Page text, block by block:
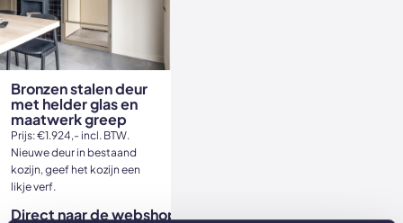
Bronzen stalen deur
met helder glas en
maatwerk greep
Prijs: €1.924,- incl. BTW.
Nieuwe deur in bestaand
kozijn, geef het kozijn een
likje verf.
Direct naar de webshop